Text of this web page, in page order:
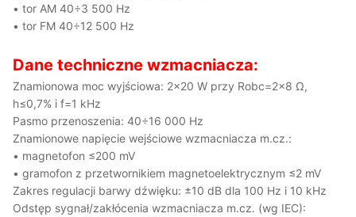
• tor AM 40÷3 500 Hz
• tor FM 40÷12 500 Hz
Dane techniczne wzmacniacza:
Znamionowa moc wyjściowa: 2×20 W przy Robc=2×8 Ω,
h≤0,7% i f=1 kHz
Pasmo przenoszenia: 40÷16 000 Hz
Znamionowe napięcie wejściowe wzmacniacza m.cz.:
• magnetofon ≤200 mV
• gramofon z przetwornikiem magnetoelektrycznym ≤2 mV
Zakres regulacji barwy dźwięku: ±10 dB dla 100 Hz i 10 kHz
Odstęp sygnał/zakłócenia wzmacniacza m.cz. (wg IEC):